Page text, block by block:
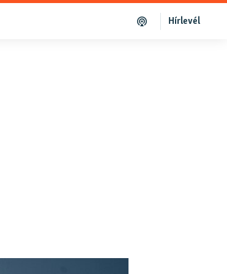
Hírlevél